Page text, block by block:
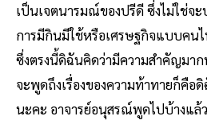
เป็นเจตนารมณ์ของปรีดี ซึ่งไม่ใช่จ
การมีกินมีใช้หรือเศรษฐกิจแบบคน
ซึ่งตรงนี้ดิฉันคิดว่ามีความสำคัญมา
จะพูดถึงเรื่องของความท้าทายก็คือ
นะคะ อาจารย์อนุสรณ์พูดไปบ้างแ